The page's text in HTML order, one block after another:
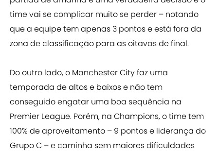
time vai se complicar muito se perder – notando
que a equipe tem apenas 3 pontos e está fora da
zona de classificação para as oitavas de final.
Do outro lado, o Manchester City faz uma
temporada de altos e baixos e não tem
conseguido engatar uma boa sequência na
Premier League. Porém, na Champions, o time tem
100% de aproveitamento – 9 pontos e liderança do
Grupo C – e caminha sem maiores dificuldades